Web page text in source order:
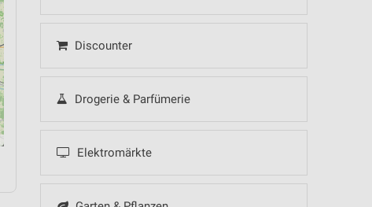
Discounter
Drogerie & Parfümerie
Elektromärkte